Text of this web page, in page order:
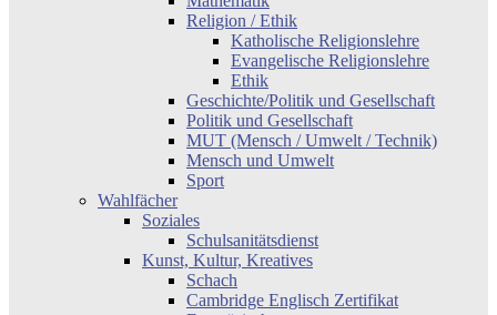
Religion / Ethik
Katholische Religionslehre
Evangelische Religionslehre
Ethik
Geschichte/Politik und Gesellschaft
Politik und Gesellschaft
MUT (Mensch / Umwelt / Technik)
Mensch und Umwelt
Sport
Wahlfächer
Soziales
Schulsanitätsdienst
Kunst, Kultur, Kreatives
Schach
Cambridge Englisch Zertifikat